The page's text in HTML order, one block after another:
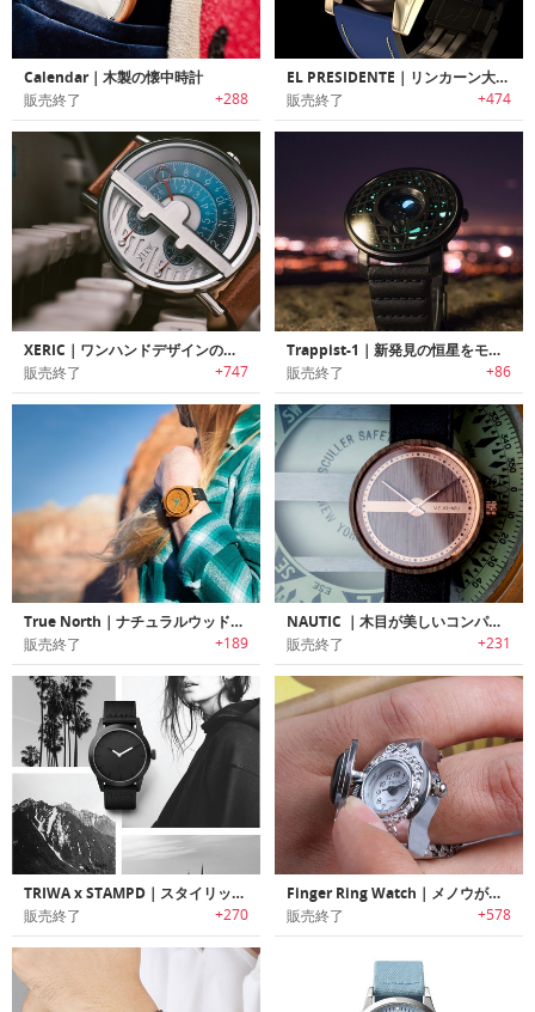
Calendar｜木製の懐中時計
販売終了 +288
EL PRESIDENTE｜リンカーン大統領の懐中時計にインスパイアされたデザイン時計「エルプレジデンテ」
販売終了 +474
XERIC｜ワンハンドデザインのハイエンドウォッチ「ゼリック」
販売終了 +747
Trappist-1｜新発見の恒星をモチーフにデザインされたリストウォッチ「トラピストワン」
販売終了 +86
True North｜ナチュラルウッドウォッチ「トゥルーノース」
販売終了 +189
NAUTIC ｜木目が美しいコンパスデザインナチュラルテイストウォッチ「ノーティック」
販売終了 +231
TRIWA x STAMPD｜スタイリッシュミニマルモノクロウォッチ/ブレスレット
販売終了 +270
Finger Ring Watch｜メノウがポイントのフィンガーリングウォッチ
販売終了 +578